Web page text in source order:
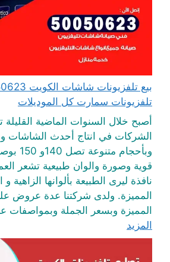
تلفزيونات سمارت كل الموديلات
أصبح خلال السنوات الماضية القليلة
الشركات في انتاج أحدث الشاشات
قوية وصورة والوان طبيعية تشعر
نافذة ليرى الطبيعة بألوانها الزاهية
المميزة. ولدى شركتنا عدة عروض
المميزة وبسعر الجملة وبمواصفات
المزيد